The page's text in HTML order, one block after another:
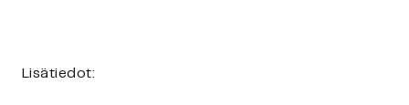
Lisätiedot: